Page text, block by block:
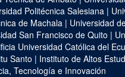
Politécnica Salesiana|
de Machala | Universidad
San Francisco de Quito |
Universidad Católica del
Santo | Instituto de Altos
Tecnología e Innovación